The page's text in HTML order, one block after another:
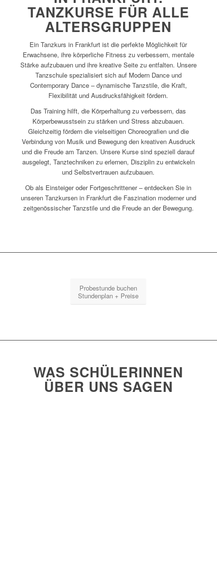
TANZKURSE FÜR ALLE
ALTERSGRUPPEN
Ein Tanzkurs in Frankfurt ist die perfekte Möglichkeit für
Erwachsene, ihre körperliche Fitness zu verbessern, mentale
Stärke aufzubauen und ihre kreative Seite zu entfalten. Unsere
Tanzschule spezialisiert sich auf Modern Dance und
Contemporary Dance – dynamische Tanzstile, die Kraft,
Flexibilität und Ausdrucksfähigkeit fördern.
Das Training hilft, die Körperhaltung zu verbessern, das
Körperbewusstsein zu stärken und Stress abzubauen.
Gleichzeitig fördern die vielseitigen Choreografien und die
Verbindung von Musik und Bewegung den kreativen Ausdruck
und die Freude am Tanzen. Unsere Kurse sind speziell darauf
ausgelegt, Tanztechniken zu erlernen, Disziplin zu entwickeln
und Selbstvertrauen aufzubauen.
Ob als Einsteiger oder Fortgeschrittener – entdecken Sie in
unseren Tanzkursen in Frankfurt die Faszination moderner und
zeitgenössischer Tanzstile und die Freude an der Bewegung.
Probestunde buchen
Stundenplan + Preise
WAS SCHÜLERINNEN
ÜBER UNS SAGEN